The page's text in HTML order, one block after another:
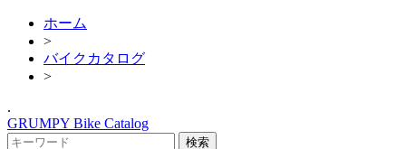
ホーム
>
バイクカタログ
>
.
GRUMPY Bike Catalog